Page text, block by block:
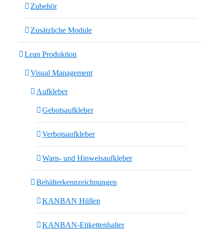
Zubehör
Zusätzliche Module
Lean Produktion
Visual Management
Aufkleber
Gebotsaufkleber
Verbotsaufkleber
Warn- und Hinweisaufkleber
Behälterkennzeichnungen
KANBAN Hüllen
KANBAN-Etikettenhalter